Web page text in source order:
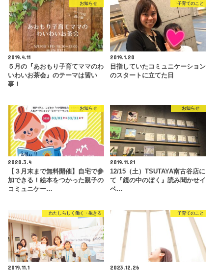
お知らせ
2019.4.11
５月の『あおもり子育てママのわ
いわいお茶会』のテーマは習い
事！
子育てのこと
2019.1.20
目指していたコミュニケーション
のスタートに立てた日
お知らせ
2020.3.4
【３月末まで無料開催】自宅で参
加できる！絵本をつかった親子の
コミュニケー…
お知らせ
2019.11.21
12/15（土）TSUTAYA南古谷店に
て『鏡の中のぼく』読み聞かせイ
ベ…
わたしらしく働く・生きる
2019.11.1
子育てのこと
2023.12.26